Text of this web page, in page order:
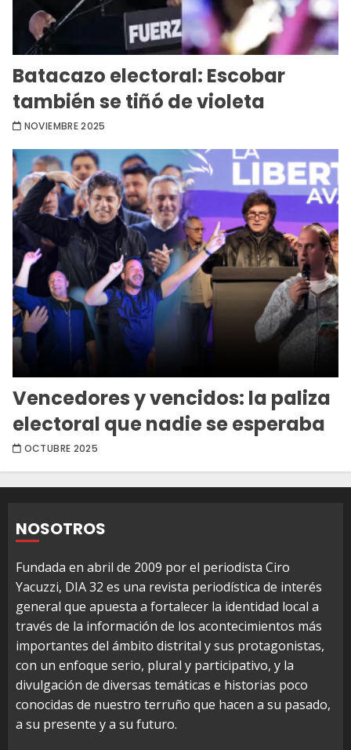
Batacazo electoral: Escobar
también se tiñó de violeta
NOVIEMBRE 2025
Vencedores y vencidos: la paliza
electoral que nadie se esperaba
OCTUBRE 2025
NOSOTROS
Fundada en abril de 2009 por el periodista Ciro
Yacuzzi, DIA 32 es una revista periodística de interés
general que apuesta a fortalecer la identidad local a
través de la información de los acontecimientos más
importantes del ámbito distrital y sus protagonistas,
con un enfoque serio, plural y participativo, y la
divulgación de diversas temáticas e historias poco
conocidas de nuestro terruño que hacen a su pasado,
a su presente y a su futuro.